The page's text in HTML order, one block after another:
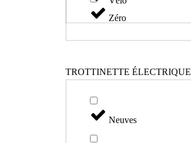
Zéro
TROTTINETTE ÉLECTRIQUE
Neuves